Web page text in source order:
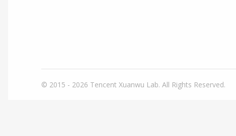
© 2015 - 2026 Tencent Xuanwu Lab. All Rights Reserved.